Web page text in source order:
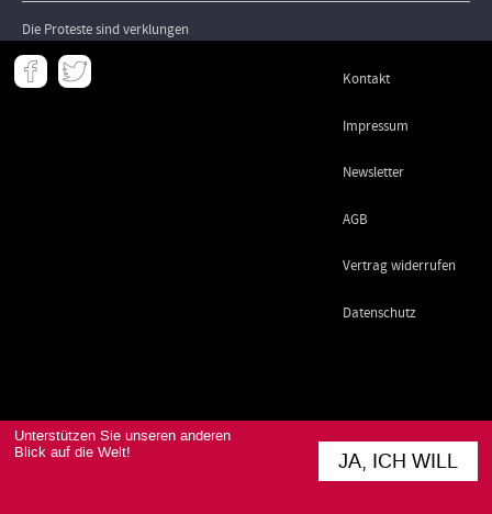
Unterstützen Sie unseren anderen
Blick auf die Welt!
JA, ICH WILL
Die Proteste sind verklungen
Meta
- Kontakt
Impressum
Newsletter
AGB
Vertrag widerrufen
Datenschutz